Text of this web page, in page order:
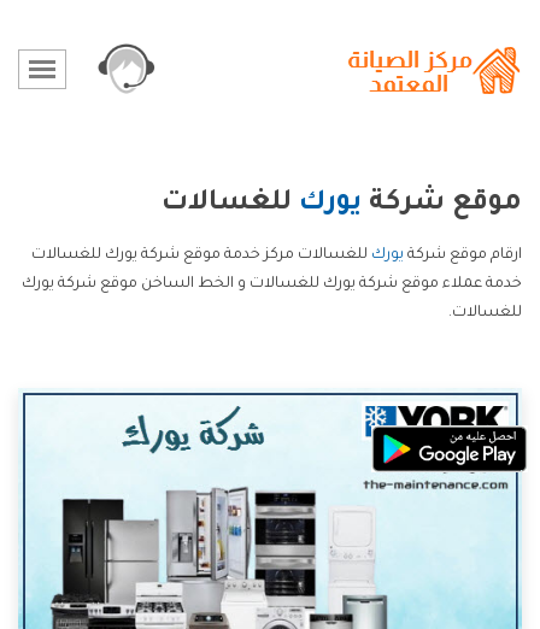
موقع شركة يورك للغسالات
ارقام موقع شركة يورك للغسالات مركز خدمة موقع شركة يورك للغسالات
خدمة عملاء موقع شركة يورك للغسالات و الخط الساخن موقع شركة يورك
للغسالات.